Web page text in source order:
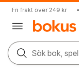
Fri frakt över 249 kr •
Sök bok,